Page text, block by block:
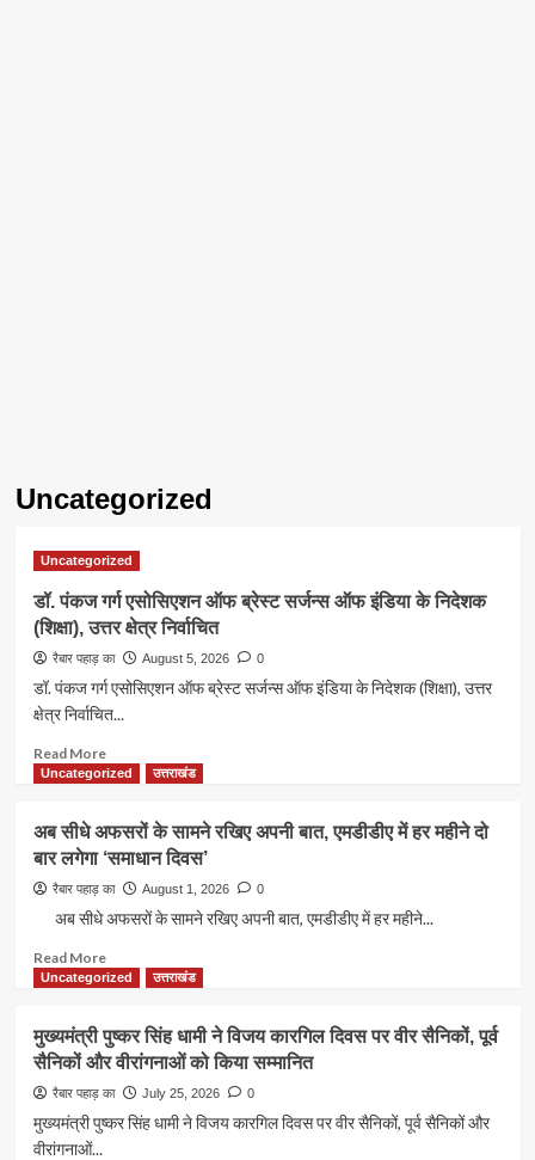
Uncategorized
Uncategorized
डॉ. पंकज गर्ग एसोसिएशन ऑफ ब्रेस्ट सर्जन्स ऑफ इंडिया के निदेशक
(शिक्षा), उत्तर क्षेत्र निर्वाचित
रैबार पहाड़ का August 5, 2026 0
डॉ. पंकज गर्ग एसोसिएशन ऑफ ब्रेस्ट सर्जन्स ऑफ इंडिया के निदेशक (शिक्षा), उत्तर
क्षेत्र निर्वाचित...
Read MoreRead
more
पंकज
गर्ग
एसोसिएशन
ब्रेस्ट
सर्जन्स
ऑफ
निदेशक
(शिक्षा),
उत्तर
निर्वाचित
Uncategorized उत्तराखंड
अब सीधे अफसरों के सामने रखिए अपनी बात, एमडीडीए में हर महीने दो
बार लगेगा ‘समाधान दिवस’
रैबार पहाड़ का August 1, 2026 0
अब सीधे अफसरों के सामने रखिए अपनी बात, एमडीडीए में हर महीने...
Read MoreRead
more
सीधे
अफसरों
के
सामने
रखिए
Uncategorized उत्तराखंड
मुख्यमंत्री पुष्कर सिंह धामी ने विजय कारगिल दिवस पर वीर सैनिकों, पूर्व
सैनिकों और वीरांगनाओं को किया सम्मानित
रैबार पहाड़ का July 25, 2026 0
मुख्यमंत्री पुष्कर सिंह धामी ने विजय कारगिल दिवस पर वीर सैनिकों, पूर्व सैनिकों और
वीरांगनाओं...